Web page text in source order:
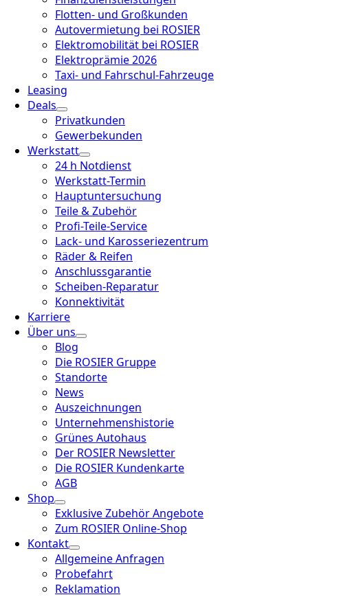
Flotten- und Großkunden
Autovermietung bei ROSIER
Elektromobilität bei ROSIER
Elektroprämie 2026
Taxi- und Fahrschul-Fahrzeuge
Leasing
Deals
Privatkunden
Gewerbekunden
Werkstatt
24 h Notdienst
Werkstatt-Termin
Hauptuntersuchung
Teile & Zubehör
Profi-Teile-Service
Lack- und Karosseriezentrum
Räder & Reifen
Anschlussgarantie
Scheiben-Reparatur
Konnektivität
Karriere
Über uns
Blog
Die ROSIER Gruppe
Standorte
News
Auszeichnungen
Unternehmenshistorie
Grünes Autohaus
Der ROSIER Newsletter
Die ROSIER Kundenkarte
AGB
Shop
Exklusive Zubehör Angebote
Zum ROSIER Online-Shop
Kontakt
Allgemeine Anfragen
Probefahrt
Reklamation